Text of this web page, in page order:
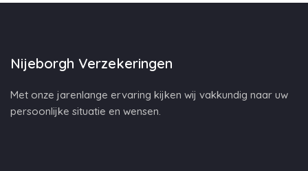
Nijeborgh Verzekeringen
Met onze jarenlange ervaring kijken wij vakkundig naar uw
persoonlijke situatie en wensen.